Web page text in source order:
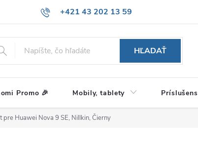
+421 43 202 13 59
HĽADAŤ
Promo 🎉 Mobily, tablety
pre Huawei Nova 9 SE, Nillkin, Čierny